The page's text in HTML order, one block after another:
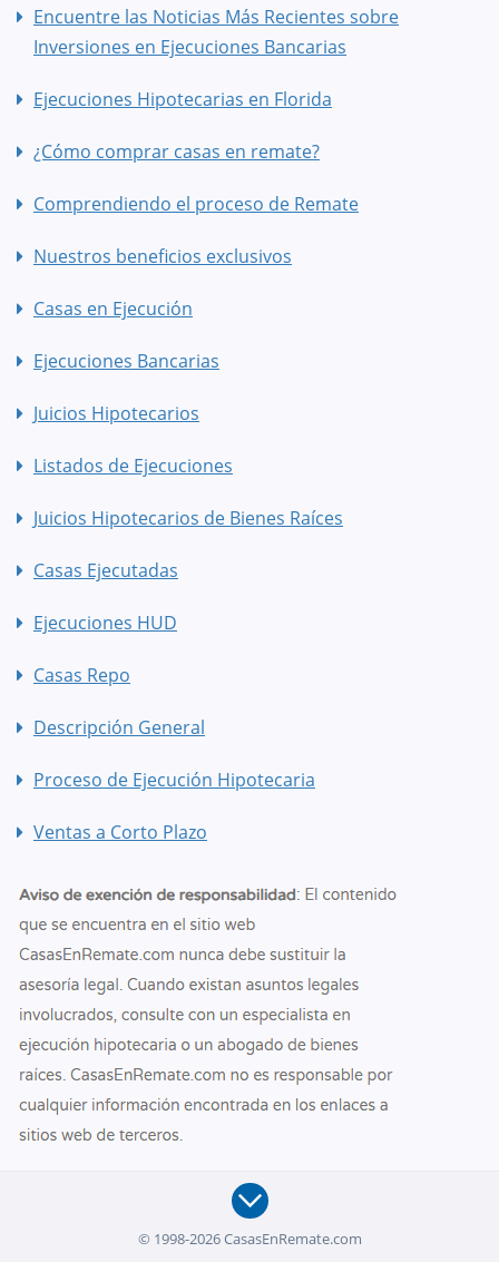
Encuentre las Noticias Más Recientes sobre
Inversiones en Ejecuciones Bancarias
Ejecuciones Hipotecarias en Florida
¿Cómo comprar casas en remate?
Comprendiendo el proceso de Remate
Nuestros beneficios exclusivos
Casas en Ejecución
Ejecuciones Bancarias
Juicios Hipotecarios
Listados de Ejecuciones
Juicios Hipotecarios de Bienes Raíces
Casas Ejecutadas
Ejecuciones HUD
Casas Repo
Descripción General
Proceso de Ejecución Hipotecaria
Ventas a Corto Plazo
© 1998-2026 CasasEnRemate.com